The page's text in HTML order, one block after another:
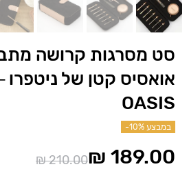
סט מסרגות קרושה
OASIS
במבצע -10%
₪210.00₪ 189.00